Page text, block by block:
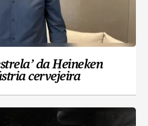
da Heineken
cervejeira